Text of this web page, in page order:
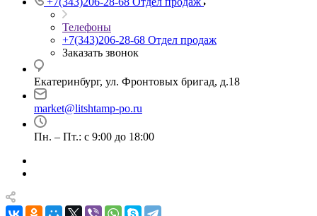
Телефоны
+7(343)206-28-68 Отдел продаж
Заказать звонок
Екатеринбург, ул. Фронтовых бригад, д.18
market@litshtamp-po.ru
Пн. – Пт.: с 9:00 до 18:00